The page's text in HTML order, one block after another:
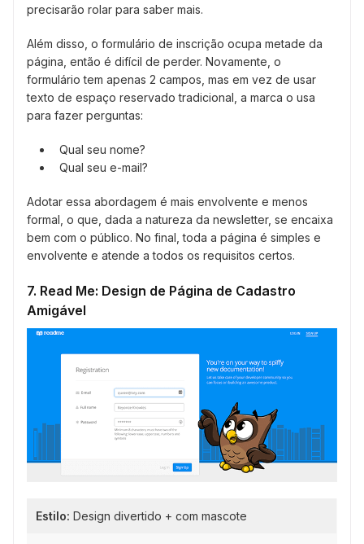
precisarão rolar para saber mais.
Além disso, o formulário de inscrição ocupa metade da
página, então é difícil de perder. Novamente, o
formulário tem apenas 2 campos, mas em vez de usar
texto de espaço reservado tradicional, a marca o usa
para fazer perguntas:
Qual seu nome?
Qual seu e-mail?
Adotar essa abordagem é mais envolvente e menos
formal, o que, dada a natureza da newsletter, se encaixa
bem com o público. No final, toda a página é simples e
envolvente e atende a todos os requisitos certos.
7. Read Me: Design de Página de Cadastro
Amigável
Estilo: Design divertido + com mascote